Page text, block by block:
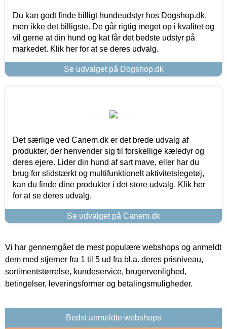
Du kan godt finde billigt hundeudstyr hos Dogshop.dk,
men ikke det billigste. De går rigtig meget op i kvalitet og
vil gerne at din hund og kat får det bedste udstyr på
markedet. Klik her for at se deres udvalg.
Se udvalget på Dogshop.dk
Det særlige ved Canem.dk er det brede udvalg af
produkter, der henvender sig til forskellige kæledyr og
deres ejere. Lider din hund af sart mave, eller har du
brug for slidstærkt og multifunktionelt aktivitetslegetøj,
kan du finde dine produkter i det store udvalg. Klik her
for at se deres udvalg.
Se udvalget på Canem.dk
Vi har gennemgået de mest populære webshops og anmeldt
dem med stjerner fra 1 til 5 ud fra bl.a. deres prisniveau,
sortimentstørrelse, kundeservice, brugervenlighed,
betingelser, leveringsformer og betalingsmuligheder.
Bedst anmeldte webshops